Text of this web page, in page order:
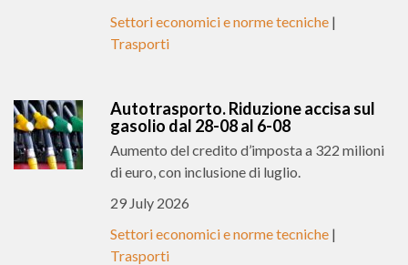
Settori economici e norme tecniche |
Trasporti
Autotrasporto. Riduzione accisa sul
gasolio dal 28-08 al 6-08
Aumento del credito d’imposta a 322 milioni
di euro, con inclusione di luglio.
29 July 2026
Settori economici e norme tecniche |
Trasporti